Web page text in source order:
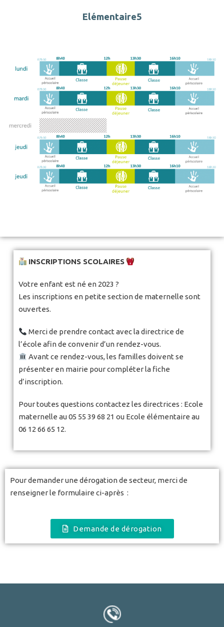
Elémentaire5
INSCRIPTIONS SCOLAIRES
Votre enfant est né en 2023 ?
Les inscriptions en petite section de maternelle sont
ouvertes.
Merci de prendre contact avec la directrice de
l’école afin de convenir d’un rendez-vous.
Avant ce rendez-vous, les familles doivent se
présenter en mairie pour compléter la fiche
d’inscription.
Pour toutes questions contactez les directrices : Ecole
maternelle au 05 55 39 68 21 ou Ecole élémentaire au
06 12 66 65 12.
Pour demander une dérogation de secteur, merci de
renseigner le formulaire ci-après :
Demande de dérogation